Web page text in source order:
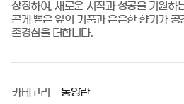
상징하여, 새로운 시작과 성공을 기원하
곧게 뻗은 잎의 기품과 은은한 향기가 공
존경심을 더합니다.
카테고리 동양란